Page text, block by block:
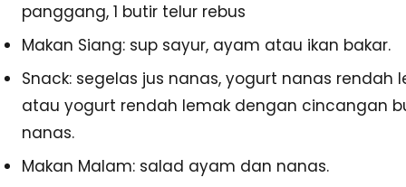
panggang, 1 butir telur rebus
Makan Siang: sup sayur, ayam atau ikan bakar.
Snack: segelas jus nanas, yogurt nanas rendah
atau yogurt rendah lemak dengan cincangan
nanas.
Makan Malam: salad ayam dan nanas.